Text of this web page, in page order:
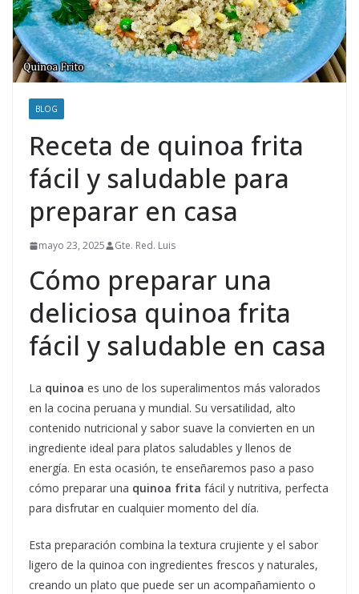
BLOG
Receta de quinoa frita
fácil y saludable para
preparar en casa
mayo 23, 2025 Gte. Red. Luis
Cómo preparar una
deliciosa quinoa frita
fácil y saludable en casa
La quinoa es uno de los superalimentos más valorados
en la cocina peruana y mundial. Su versatilidad, alto
contenido nutricional y sabor suave la convierten en un
ingrediente ideal para platos saludables y llenos de
energía. En esta ocasión, te enseñaremos paso a paso
cómo preparar una quinoa frita fácil y nutritiva, perfecta
para disfrutar en cualquier momento del día.
Esta preparación combina la textura crujiente y el sabor
ligero de la quinoa con ingredientes frescos y naturales,
creando un plato que puede ser un acompañamiento o